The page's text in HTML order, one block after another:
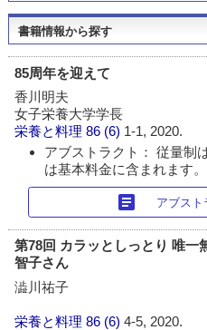
書籍情報から探す
85周年を迎えて
香川明夫
女子栄養大学学長
栄養と料理 86 (6) 1-1, 2020.
アブストラクト： 従量制
は基本料金に含まれます。
article アブスト
第78回 カラッとしっとり 唯一
智子さん
澁川祐子
栄養と料理 86 (6)4-5, 2020.